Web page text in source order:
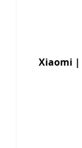
Xiaomi |